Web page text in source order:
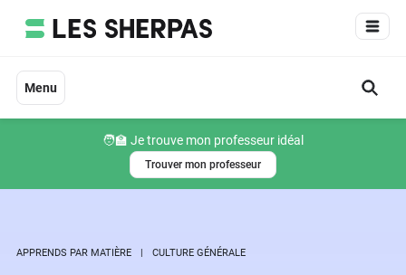
Menu
🧑‍🏫 Je trouve mon professeur idéal
Trouver mon professeur
APPRENDS PAR MATIÈRE CULTURE GÉNÉRALE